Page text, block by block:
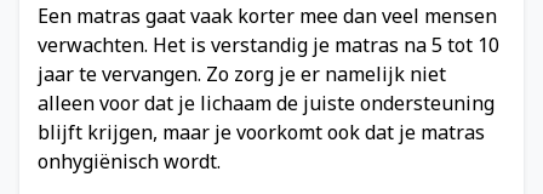
Een matras gaat vaak korter mee dan veel mensen
verwachten. Het is verstandig je matras na 5 tot 10
jaar te vervangen. Zo zorg je er namelijk niet
alleen voor dat je lichaam de juiste ondersteuning
blijft krijgen, maar je voorkomt ook dat je matras
onhygiënisch wordt.